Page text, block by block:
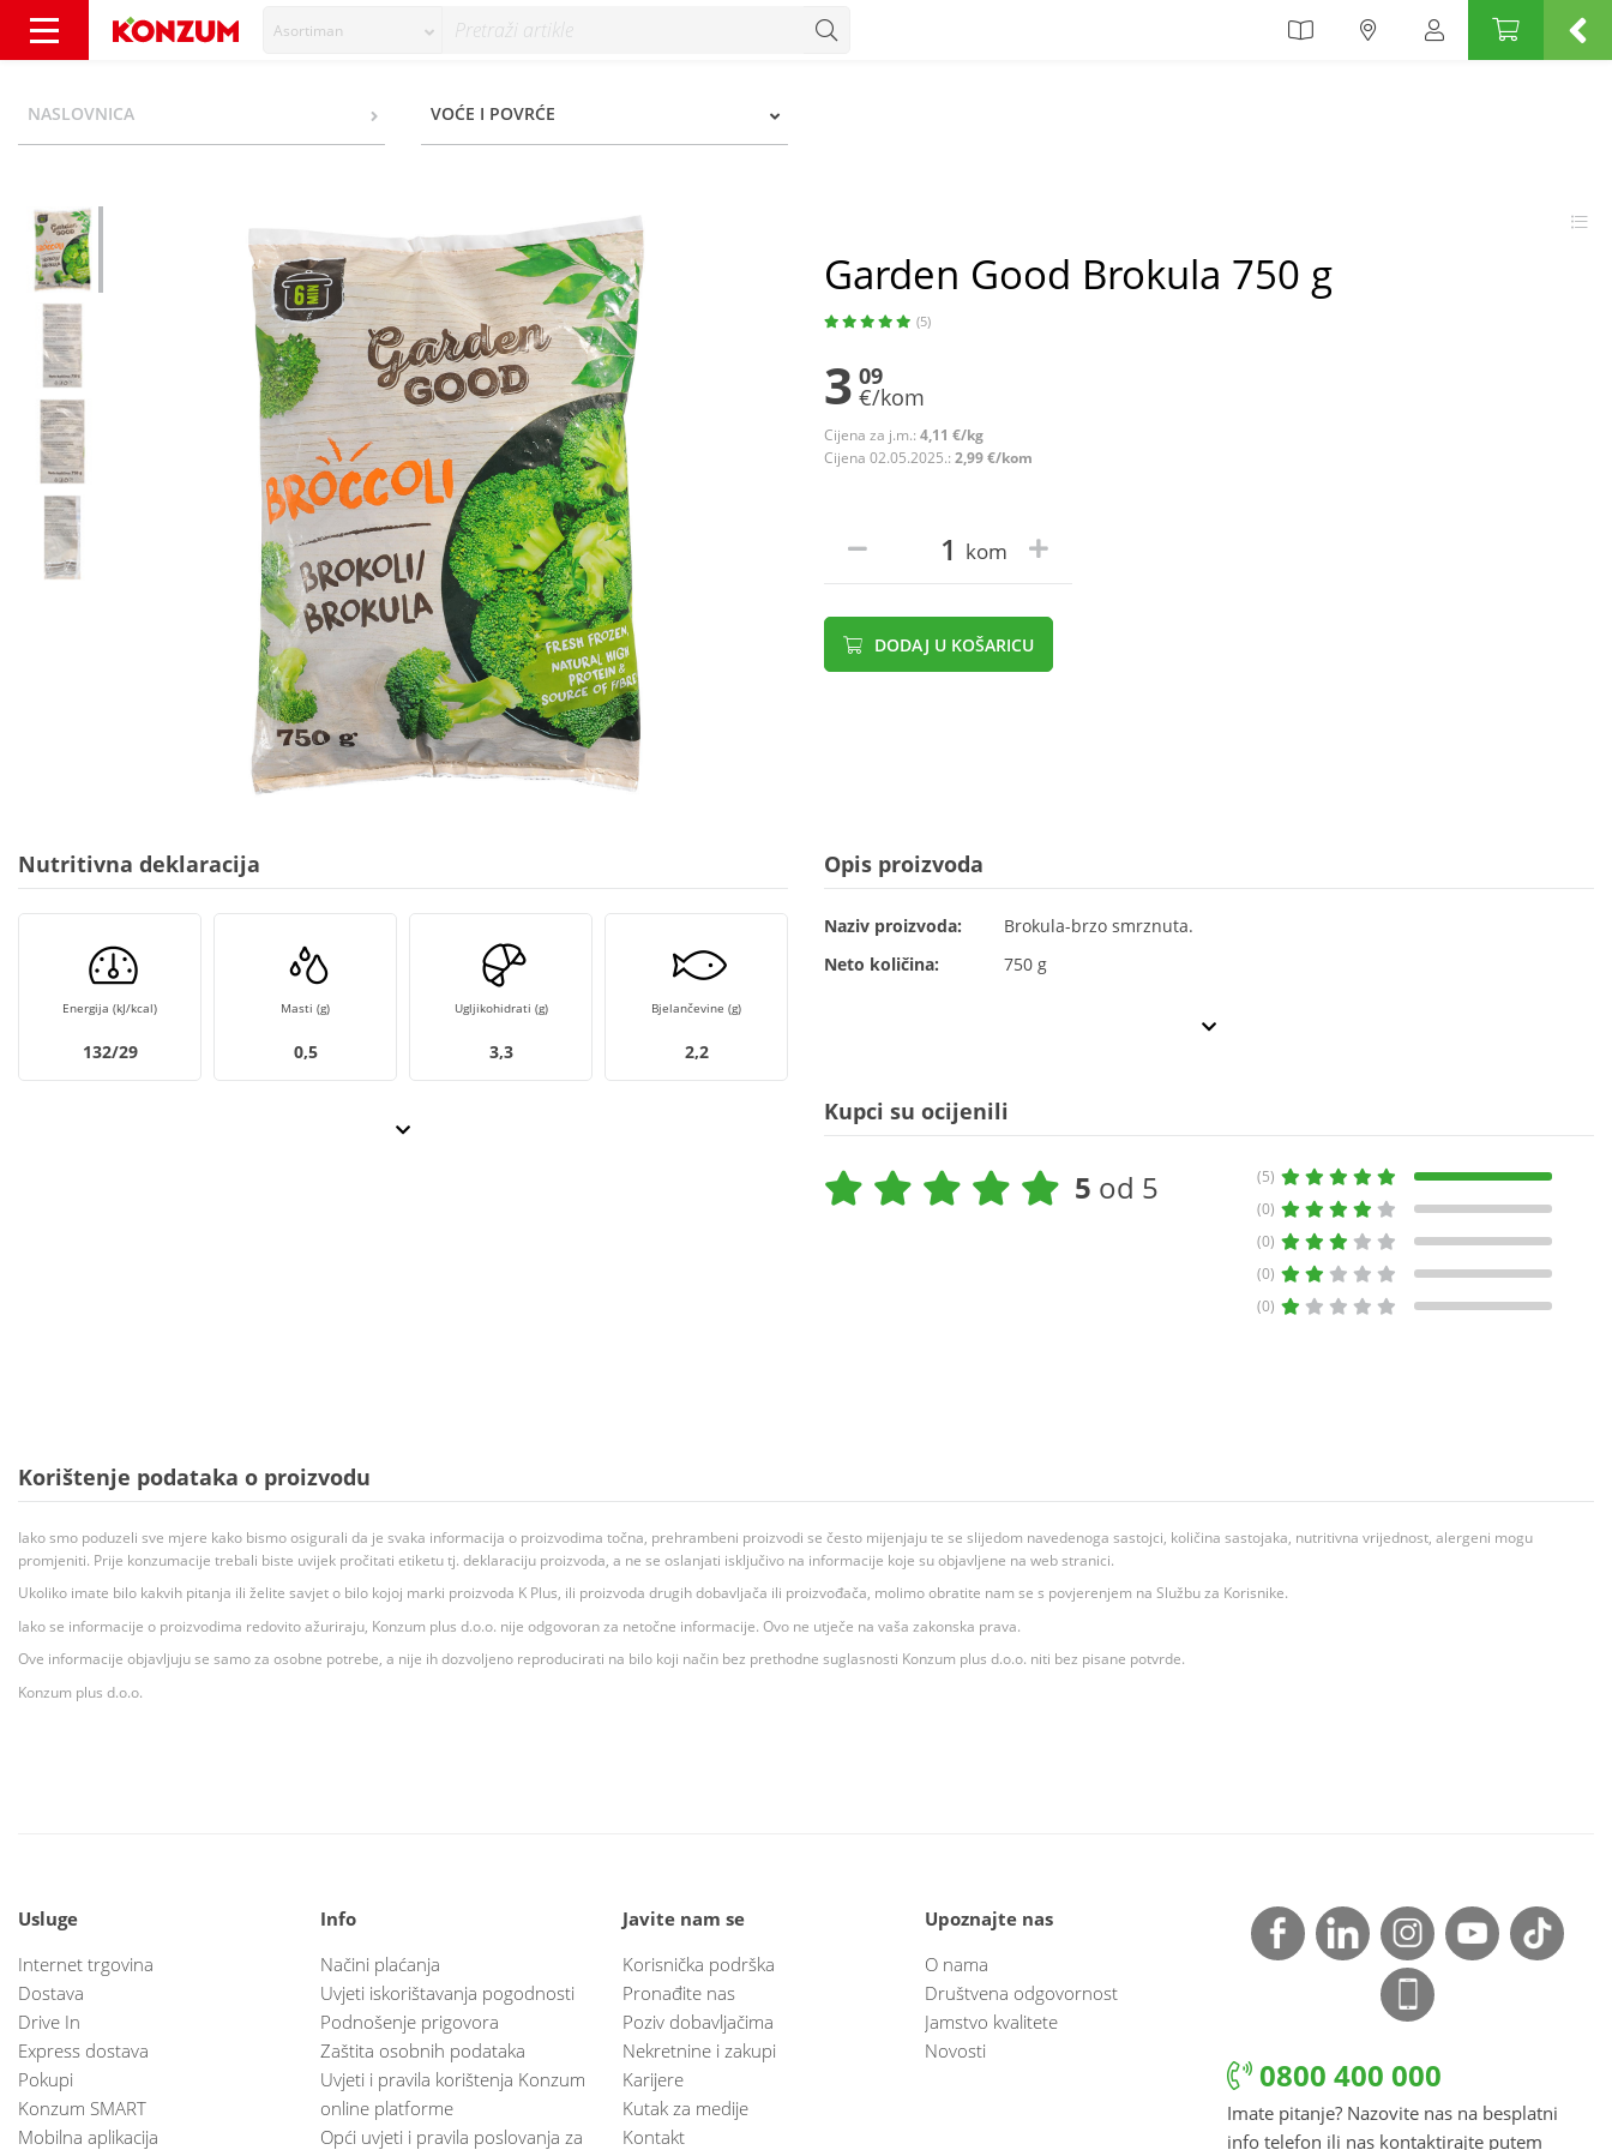
Asortiman
NASLOVNICA VOĆE I POVRĆE
Garden Good Brokula 750 g
(5)
3 09
€/kom
Cijena za j.m.: 4,11 €/kg
Cijena 02.05.2025.: 2,99 €/kom
kom
DODAJ U KOŠARICU
Nutritivna deklaracija
Energija (kJ/kcal)
132/29
Masti (g)
0,5
Ugljikohidrati (g)
3,3
Bjelančevine (g)
2,2
Opis proizvoda
Naziv proizvoda:
Brokula-brzo smrznuta.
Neto količina:
750 g
Kupci su ocijenili
5 od 5
(5)
(0)
(0)
(0)
(0)
Korištenje podataka o proizvodu
Iako smo poduzeli sve mjere kako bismo osigurali da je svaka informacija o proizvodima točna, prehrambeni proizvodi se često mijenjaju te se slijedom navedenoga sastojci, količina sastojaka, nutritivna vrijednost, alergeni mogu
promjeniti. Prije konzumacije trebali biste uvijek pročitati etiketu tj. deklaraciju proizvoda, a ne se oslanjati isključivo na informacije koje su objavljene na web stranici.
Ukoliko imate bilo kakvih pitanja ili želite savjet o bilo kojoj marki proizvoda K Plus, ili proizvoda drugih dobavljača ili proizvođača, molimo obratite nam se s povjerenjem na Službu za Korisnike.
Iako se informacije o proizvodima redovito ažuriraju, Konzum plus d.o.o. nije odgovoran za netočne informacije. Ovo ne utječe na vaša zakonska prava.
Ove informacije objavljuju se samo za osobne potrebe, a nije ih dozvoljeno reproducirati na bilo koji način bez prethodne suglasnosti Konzum plus d.o.o. niti bez pisane potvrde.
Konzum plus d.o.o.
Usluge
Internet trgovina
Dostava
Drive In
Express dostava
Pokupi
Konzum SMART
Mobilna aplikacija
Info
Načini plaćanja
Uvjeti iskorištavanja pogodnosti
Podnošenje prigovora
Zaštita osobnih podataka
Uvjeti i pravila korištenja Konzum
online platforme
Opći uvjeti i pravila poslovanja za
Javite nam se
Korisnička podrška
Pronađite nas
Poziv dobavljačima
Nekretnine i zakupi
Karijere
Kutak za medije
Kontakt
Upoznajte nas
O nama
Društvena odgovornost
Jamstvo kvalitete
Novosti
0800 400 000
Imate pitanje? Nazovite nas na besplatni
info telefon ili nas kontaktirajte putem